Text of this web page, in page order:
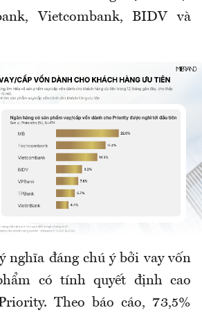
Vietcombank, BIDV và
nghĩa đáng chú ý bởi vay vốn
có tính quyết định cao
Theo báo cáo, 73,5%